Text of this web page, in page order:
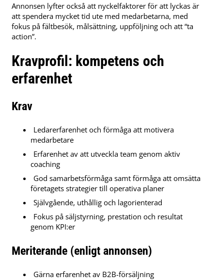
Annonsen lyfter också att nyckelfaktorer för att lyckas är
att spendera mycket tid ute med medarbetarna, med
fokus på fältbesök, målsättning, uppföljning och att “ta
action”.
Kravprofil: kompetens och
erfarenhet
Krav
Ledarerfarenhet och förmåga att motivera
medarbetare
Erfarenhet av att utveckla team genom aktiv
coaching
God samarbetsförmåga samt förmåga att omsätta
företagets strategier till operativa planer
Självgående, uthållig och lagorienterad
Fokus på säljstyrning, prestation och resultat
genom KPI:er
Meriterande (enligt annonsen)
Gärna erfarenhet av B2B-försäljning